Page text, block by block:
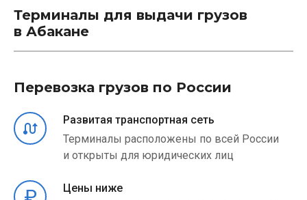
Терминалы для выдачи грузов
в Абакане
Перевозка грузов по России
Развитая транспортная сеть
Терминалы расположены по всей России
и открыты для юридических лиц
Цены ниже